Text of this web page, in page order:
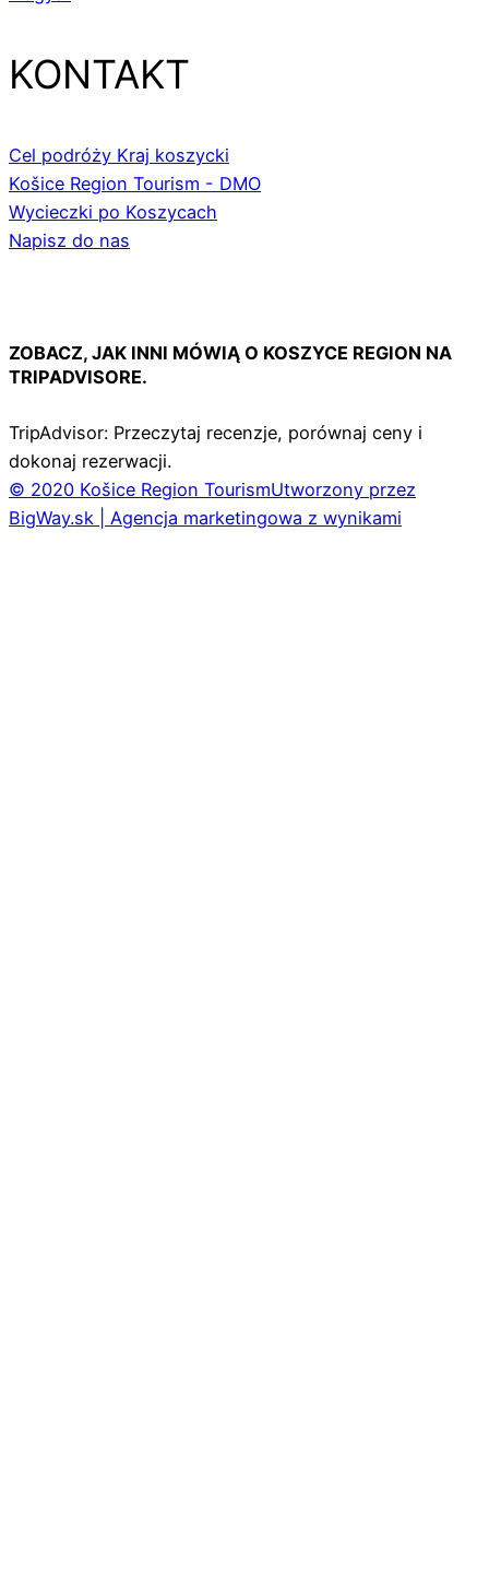
KONTAKT
Cel podróży Kraj koszycki
Košice Region Tourism - DMO
Wycieczki po Koszycach
Napisz do nas
ZOBACZ, JAK INNI MÓWIĄ O KOSZYCE REGION NA
TRIPADVISORE.
TripAdvisor: Przeczytaj recenzje, porównaj ceny i
dokonaj rezerwacji.
© 2020 Košice Region TourismUtworzony przez
BigWay.sk | Agencja marketingowa z wynikami